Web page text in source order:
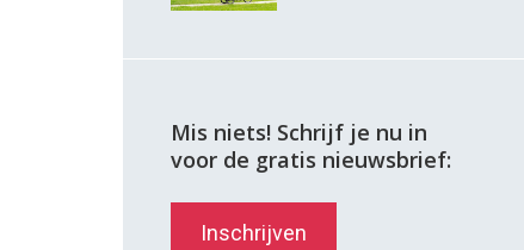
Mis niets! Schrijf je nu in
voor de gratis nieuwsbrief:
Inschrijven